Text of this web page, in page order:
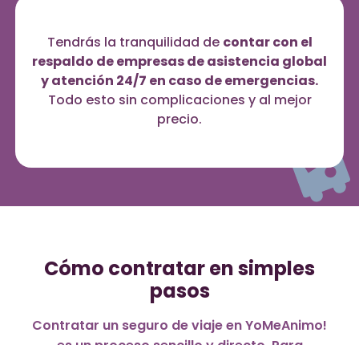
Tendrás la tranquilidad de contar con el
respaldo de empresas de asistencia global
y atención 24/7 en caso de emergencias.
Todo esto sin complicaciones y al mejor
precio.
Cómo contratar en simples
pasos
Contratar un seguro de viaje en YoMeAnimo!